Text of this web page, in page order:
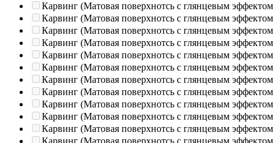
Карвинг (Матовая поверхнотсь с глянцевым эффектом
Карвинг (Матовая поверхнотсь с глянцевым эффектом
Карвинг (Матовая поверхнотсь с глянцевым эффектом
Карвинг (Матовая поверхнотсь с глянцевым эффектом
Карвинг (Матовая поверхнотсь с глянцевым эффектом
Карвинг (Матовая поверхнотсь с глянцевым эффектом
Карвинг (Матовая поверхнотсь с глянцевым эффектом
Карвинг (Матовая поверхнотсь с глянцевым эффектом
Карвинг (Матовая поверхнотсь с глянцевым эффектом
Карвинг (Матовая поверхнотсь с глянцевым эффектом
Карвинг (Матовая поверхнотсь с глянцевым эффектом